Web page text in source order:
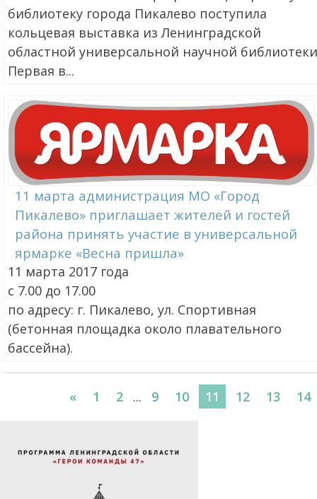
библиотеку города Пикалево поступила
кольцевая выставка из Ленинградской
областной универсальной научной
Первая в...
11 марта администрация МО «Город
Пикалево» приглашает жителей и гостей
района принять участие в универсальной
ярмарке «Весна пришла»
11 марта 2017 года
с 7.00 до 17.00
по адресу: г. Пикалево, ул. Спортивная
(бетонная площадка около плавательного
бассейна).
« 1 2 ... 9 10 11 12 13 14